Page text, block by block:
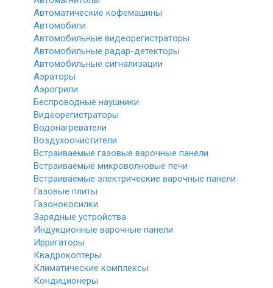
Автоматические кофемашины
Автомобили
Автомобильные видеорегистраторы
Автомобильные радар-детекторы
Автомобильные сигнализации
Аэраторы
Аэрогрили
Беспроводные наушники
Видеорегистраторы
Водонагреватели
Воздухоочистители
Встраиваемые газовые варочные панели
Встраиваемые микроволновые печи
Встраиваемые электрические варочные панели
Газовые плиты
Газонокосилки
Зарядные устройства
Индукционные варочные панели
Ирригаторы
Квадрокоптеры
Климатические комплексы
Кондиционеры